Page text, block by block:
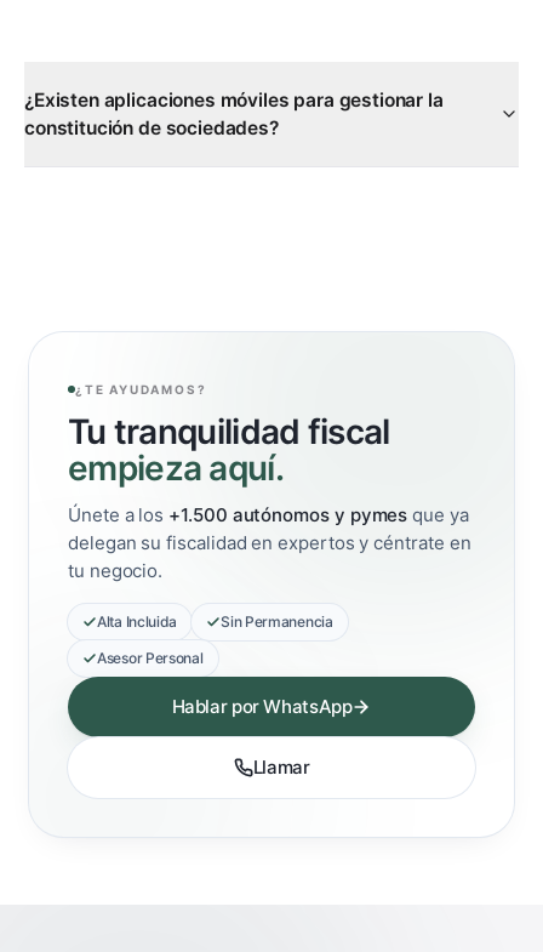
¿Existen aplicaciones móviles para gestionar la
constitución de sociedades?
¿TE AYUDAMOS?
Tu tranquilidad fiscal
empieza aquí.
Únete a los +1.500 autónomos y pymes que ya
delegan su fiscalidad en expertos y céntrate en
tu negocio.
Alta Incluida
Sin Permanencia
Asesor Personal
Hablar por WhatsApp
Llamar